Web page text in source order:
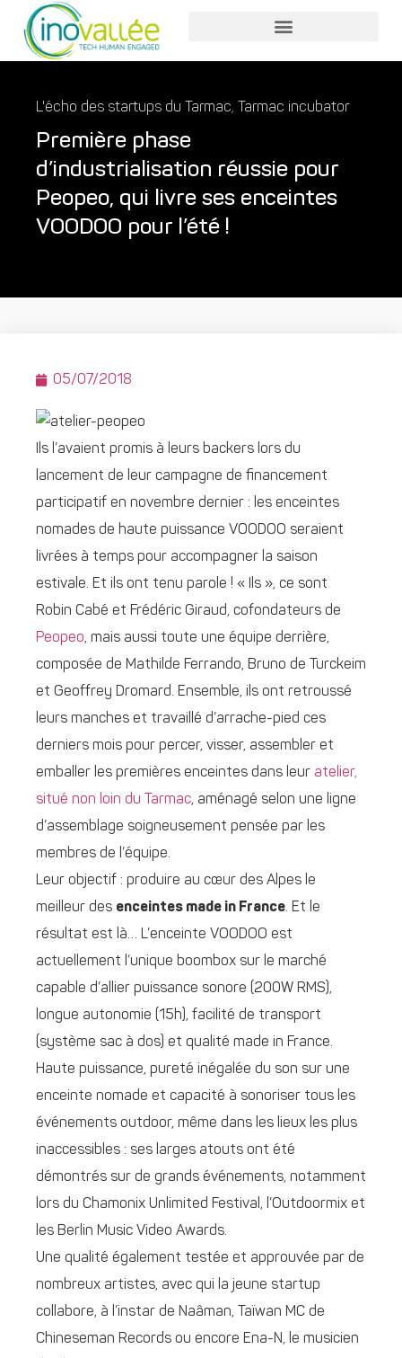
L'écho des startups du Tarmac, Tarmac incubator
Première phase
d’industrialisation réussie pour
Peopeo, qui livre ses enceintes
VOODOO pour l’été !
05/07/2018
Ils l’avaient promis à leurs backers lors du
lancement de leur campagne de financement
participatif en novembre dernier : les enceintes
nomades de haute puissance VOODOO seraient
livrées à temps pour accompagner la saison
estivale. Et ils ont tenu parole ! « Ils », ce sont
Robin Cabé et Frédéric Giraud, cofondateurs de
Peopeo, mais aussi toute une équipe derrière,
composée de Mathilde Ferrando, Bruno de Turckeim
et Geoffrey Dromard. Ensemble, ils ont retroussé
leurs manches et travaillé d’arrache-pied ces
derniers mois pour percer, visser, assembler et
emballer les premières enceintes dans leur atelier,
situé non loin du Tarmac, aménagé selon une ligne
d’assemblage soigneusement pensée par les
membres de l’équipe.
Leur objectif : produire au cœur des Alpes le
meilleur des enceintes made in France. Et le
résultat est là… L’enceinte VOODOO est
actuellement l’unique boombox sur le marché
capable d’allier puissance sonore (200W RMS),
longue autonomie (15h), facilité de transport
(système sac à dos) et qualité made in France.
Haute puissance, pureté inégalée du son sur une
enceinte nomade et capacité à sonoriser tous les
événements outdoor, même dans les lieux les plus
inaccessibles : ses larges atouts ont été
démontrés sur de grands événements, notamment
lors du Chamonix Unlimited Festival, l’Outdoormix et
les Berlin Music Video Awards.
Une qualité également testée et approuvée par de
nombreux artistes, avec qui la jeune startup
collabore, à l’instar de Naâman, Taïwan MC de
Chineseman Records ou encore Ena-N, le musicien